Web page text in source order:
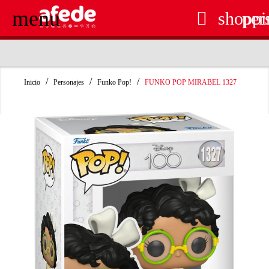
menu 
Inicio Personajes Funko Pop! FUNKO POP MIRABEL 1327